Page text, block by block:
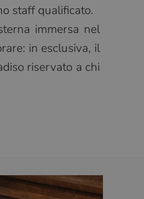
staff qualificato.
immersa nel
in esclusiva, il
riservato a chi